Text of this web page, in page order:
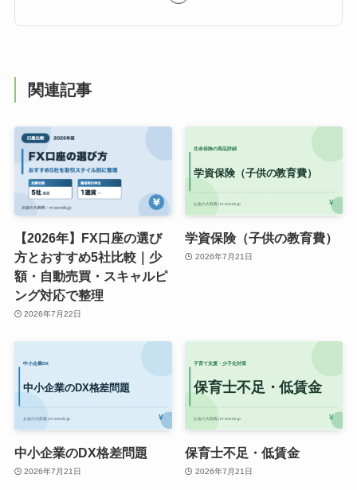
関連記事
【2026年】FX口座の選び
方とおすすめ5社比較｜少
額・自動売買・スキャルピ
ング対応で整理
2026年7月22日
学資保険（子供の教育費）
2026年7月21日
中小企業のDX格差問題
2026年7月21日
保育士不足・低賃金
2026年7月21日